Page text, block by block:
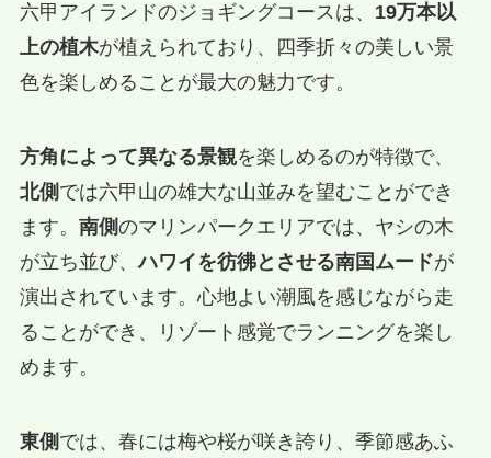
六甲アイランドのジョギングコースは、 19万本以
上の植木が植えられており、四季折々の美しい景
色を楽しめることが最大の魅力です。
方角によって異なる景観を楽しめるのが特徴で、
北側 では六甲山の雄大な山並みを望むことができ
ます。 南側のマリンパークエリアでは、ヤシの木
が立ち並び、ハワイを彷彿とさせる南国ムードが
演出されています。心地よい潮風を感じながら走
ることができ、リゾート感覚でランニングを楽し
めます。
東側 では、春には梅や桜が咲き誇り、季節感あふ